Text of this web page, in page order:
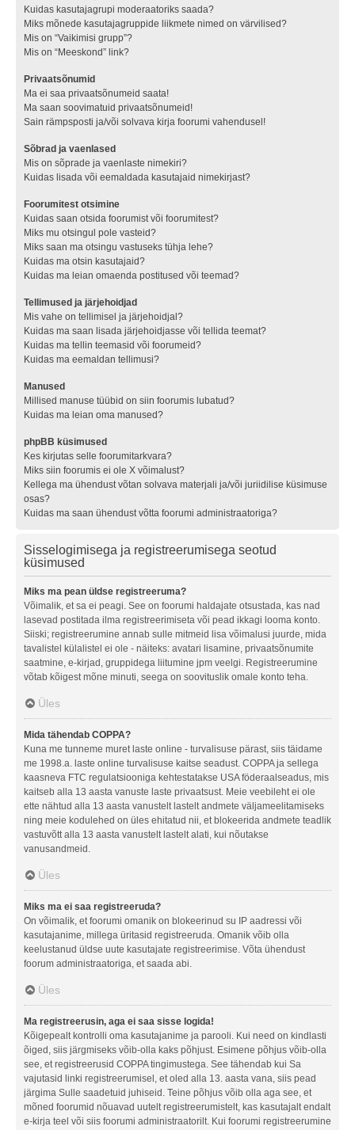
Kuidas kasutajagrupi moderaatoriks saada?
Miks mõnede kasutajagruppide liikmete nimed on värvilised?
Mis on “Vaikimisi grupp”?
Mis on “Meeskond” link?
Privaatsõnumid
Ma ei saa privaatsõnumeid saata!
Ma saan soovimatuid privaatsõnumeid!
Sain rämpsposti ja/või solvava kirja foorumi vahendusel!
Sõbrad ja vaenlased
Mis on sõprade ja vaenlaste nimekiri?
Kuidas lisada või eemaldada kasutajaid nimekirjast?
Foorumitest otsimine
Kuidas saan otsida foorumist või foorumitest?
Miks mu otsingul pole vasteid?
Miks saan ma otsingu vastuseks tühja lehe?
Kuidas ma otsin kasutajaid?
Kuidas ma leian omaenda postitused või teemad?
Tellimused ja järjehoidjad
Mis vahe on tellimisel ja järjehoidjal?
Kuidas ma saan lisada järjehoidjasse või tellida teemat?
Kuidas ma tellin teemasid või foorumeid?
Kuidas ma eemaldan tellimusi?
Manused
Millised manuse tüübid on siin foorumis lubatud?
Kuidas ma leian oma manused?
phpBB küsimused
Kes kirjutas selle foorumitarkvara?
Miks siin foorumis ei ole X võimalust?
Kellega ma ühendust võtan solvava materjali ja/või juriidilise küsimuse
osas?
Kuidas ma saan ühendust võtta foorumi administraatoriga?
Sisselogimisega ja registreerumisega seotud
küsimused
Miks ma pean üldse registreeruma?
Võimalik, et sa ei peagi. See on foorumi haldajate otsustada, kas nad
lasevad postitada ilma registreerimiseta või pead ikkagi looma konto.
Siiski; registreerumine annab sulle mitmeid lisa võimalusi juurde, mida
tavalistel külalistel ei ole - näiteks: avatari lisamine, privaatsõnumite
saatmine, e-kirjad, gruppidega liitumine jpm veelgi. Registreerumine
võtab kõigest mõne minuti, seega on soovituslik omale konto teha.
Üles
Mida tähendab COPPA?
Kuna me tunneme muret laste online - turvalisuse pärast, siis täidame
me 1998.a. laste online turvalisuse kaitse seadust. COPPA ja sellega
kaasneva FTC regulatsiooniga kehtestatakse USA föderaalseadus, mis
kaitseb alla 13 aasta vanuste laste privaatsust. Meie veebileht ei ole
ette nähtud alla 13 aasta vanustelt lastelt andmete väljameelitamiseks
ning meie kodulehed on üles ehitatud nii, et blokeerida andmete teadlik
vastuvõtt alla 13 aasta vanustelt lastelt alati, kui nõutakse
vanusandmeid.
Üles
Miks ma ei saa registreeruda?
On võimalik, et foorumi omanik on blokeerinud su IP aadressi või
kasutajanime, millega üritasid registreeruda. Omanik võib olla
keelustanud üldse uute kasutajate registreerimise. Võta ühendust
foorum administraatoriga, et saada abi.
Üles
Ma registreerusin, aga ei saa sisse logida!
Kõigepealt kontrolli oma kasutajanime ja parooli. Kui need on kindlasti
õiged, siis järgmiseks võib-olla kaks põhjust. Esimene põhjus võib-olla
see, et registreerusid COPPA tingimustega. See tähendab kui Sa
vajutasid linki registreerumisel, et oled alla 13. aasta vana, siis pead
järgima Sulle saadetuid juhiseid. Teine põhjus võib olla aga see, et
mõned foorumid nõuavad uutelt registreerumistelt, kas kasutajalt endalt
e-kirja teel või siis foorumi administraatorilt. Kui foorumi registreerumine